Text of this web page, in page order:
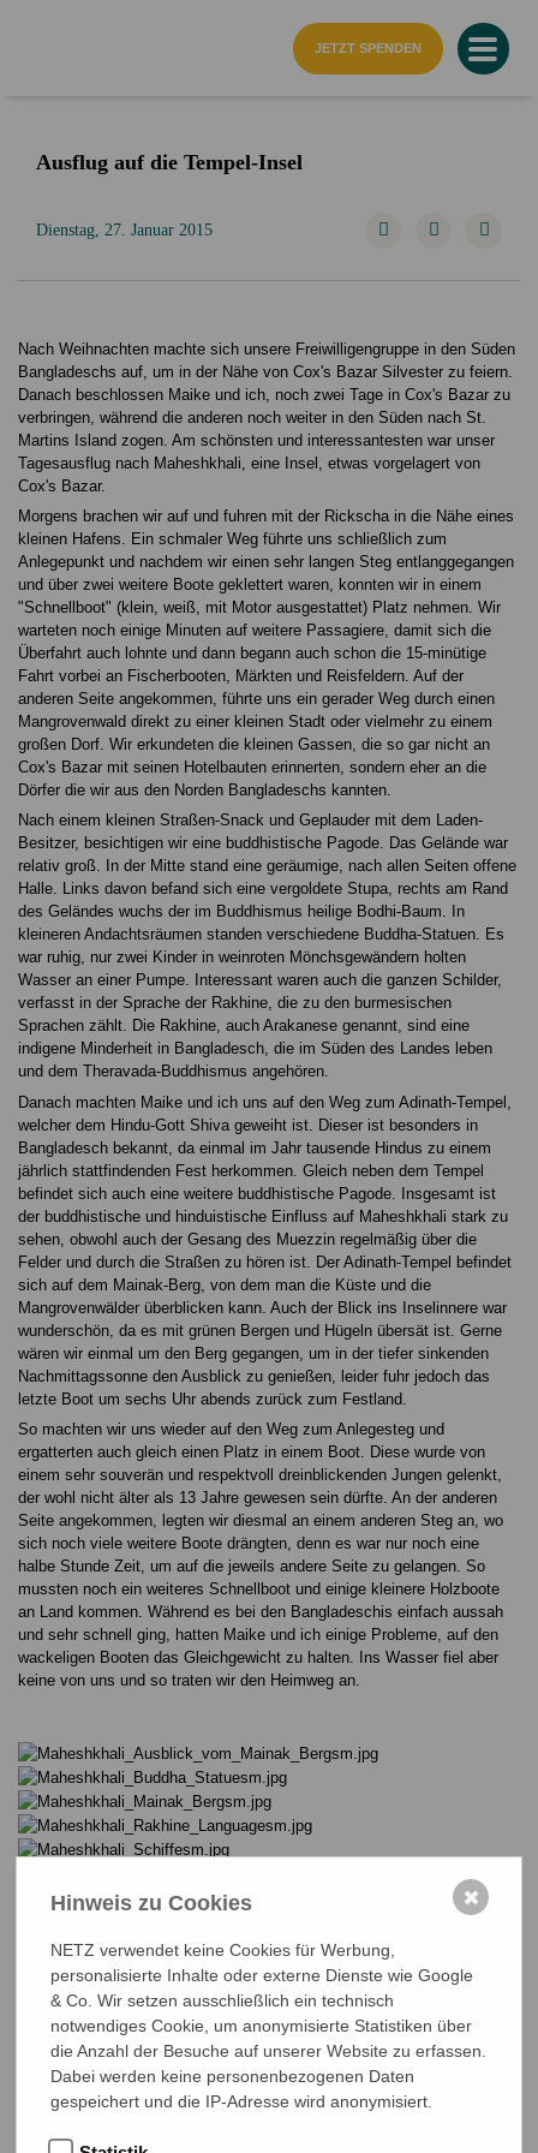
JETZT SPENDEN
Ausflug auf die Tempel-Insel
Dienstag, 27. Januar 2015
Nach Weihnachten machte sich unsere Freiwilligengruppe in den Süden
Bangladeschs auf, um in der Nähe von Cox's Bazar Silvester zu feiern.
Danach beschlossen Maike und ich, noch zwei Tage in Cox's Bazar zu
verbringen, während die anderen noch weiter in den Süden nach St.
Martins Island zogen. Am schönsten und interessantesten war unser
Tagesausflug nach Maheshkhali, eine Insel, etwas vorgelagert von
Cox's Bazar.
Morgens brachen wir auf und fuhren mit der Rickscha in die Nähe eines
kleinen Hafens. Ein schmaler Weg führte uns schließlich zum
Anlegepunkt und nachdem wir einen sehr langen Steg entlanggegangen
und über zwei weitere Boote geklettert waren, konnten wir in einem
"Schnellboot" (klein, weiß, mit Motor ausgestattet) Platz nehmen. Wir
warteten noch einige Minuten auf weitere Passagiere, damit sich die
Überfahrt auch lohnte und dann begann auch schon die 15-minütige
Fahrt vorbei an Fischerbooten, Märkten und Reisfeldern. Auf der
anderen Seite angekommen, führte uns ein gerader Weg durch einen
Mangrovenwald direkt zu einer kleinen Stadt oder vielmehr zu einem
großen Dorf. Wir erkundeten die kleinen Gassen, die so gar nicht an
Cox's Bazar mit seinen Hotelbauten erinnerten, sondern eher an die
Dörfer die wir aus den Norden Bangladeschs kannten.
Nach einem kleinen Straßen-Snack und Geplauder mit dem Laden-
Besitzer, besichtigen wir eine buddhistische Pagode. Das Gelände war
relativ groß. In der Mitte stand eine geräumige, nach allen Seiten offene
Halle. Links davon befand sich eine vergoldete Stupa, rechts am Rand
des Geländes wuchs der im Buddhismus heilige Bodhi-Baum. In
kleineren Andachtsräumen standen verschiedene Buddha-Statuen. Es
war ruhig, nur zwei Kinder in weinroten Mönchsgewändern holten
Wasser an einer Pumpe. Interessant waren auch die ganzen Schilder,
verfasst in der Sprache der Rakhine, die zu den burmesischen
Sprachen zählt. Die Rakhine, auch Arakanese genannt, sind eine
indigene Minderheit in Bangladesch, die im Süden des Landes leben
und dem Theravada-Buddhismus angehören.
Danach machten Maike und ich uns auf den Weg zum Adinath-Tempel,
welcher dem Hindu-Gott Shiva geweiht ist. Dieser ist besonders in
Bangladesch bekannt, da einmal im Jahr tausende Hindus zu einem
jährlich stattfindenden Fest herkommen. Gleich neben dem Tempel
befindet sich auch eine weitere buddhistische Pagode. Insgesamt ist
der buddhistische und hinduistische Einfluss auf Maheshkhali stark zu
sehen, obwohl auch der Gesang des Muezzin regelmäßig über die
Felder und durch die Straßen zu hören ist. Der Adinath-Tempel befindet
sich auf dem Mainak-Berg, von dem man die Küste und die
Mangrovenwälder überblicken kann. Auch der Blick ins Inselinnere war
wunderschön, da es mit grünen Bergen und Hügeln übersät ist. Gerne
wären wir einmal um den Berg gegangen, um in der tiefer sinkenden
Nachmittagssonne den Ausblick zu genießen, leider fuhr jedoch das
letzte Boot um sechs Uhr abends zurück zum Festland.
So machten wir uns wieder auf den Weg zum Anlegesteg und
ergatterten auch gleich einen Platz in einem Boot. Diese wurde von
einem sehr souverän und respektvoll dreinblickenden Jungen gelenkt,
der wohl nicht älter als 13 Jahre gewesen sein dürfte. An der anderen
Seite angekommen, legten wir diesmal an einem anderen Steg an, wo
sich noch viele weitere Boote drängten, denn es war nur noch eine
halbe Stunde Zeit, um auf die jeweils andere Seite zu gelangen. So
mussten noch ein weiteres Schnellboot und einige kleinere Holzboote
an Land kommen. Während es bei den Bangladeschis einfach aussah
und sehr schnell ging, hatten Maike und ich einige Probleme, auf den
wackeligen Booten das Gleichgewicht zu halten. Ins Wasser fiel aber
keine von uns und so traten wir den Heimweg an.
Mehr Beiträge ALLE BEITRÄGE
Ehrenamtscafé bei NETZ – Engagieren,
Vernetzen, Austauschen
How They Stop It!
Menschenwürde im Ausverkauf – NETZ
protestiert gegen Kürzungen in der
Hinweis zu Cookies
NETZ verwendet keine Cookies für Werbung,
personalisierte Inhalte oder externe Dienste wie Google
& Co. Wir setzen ausschließlich ein technisch
notwendiges Cookie, um anonymisierte Statistiken über
die Anzahl der Besuche auf unserer Website zu erfassen.
Dabei werden keine personenbezogenen Daten
gespeichert und die IP-Adresse wird anonymisiert.
✖